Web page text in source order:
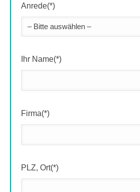
Anrede(*)
Ihr Name(*)
Firma(*)
PLZ, Ort(*)